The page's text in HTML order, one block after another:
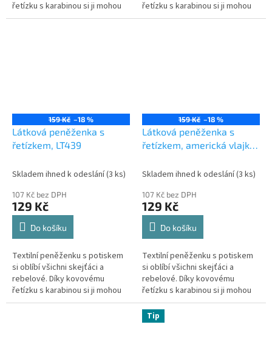
řetízku s karabinou si ji mohou
připnout ke kalhotám a nosit v
řetízku s karabinou si ji mohou
připnout ke kalhotám a nosit v
159 Kč –18 %
Látková peněženka s
řetízkem, LT439
Skladem ihned k odeslání(3 ks)
107 Kč bez DPH
129 Kč
Do košíku
Textilní peněženku s potiskem
si oblíbí všichni skejťáci a
rebelové. Díky kovovému
řetízku s karabinou si ji mohou
připnout ke kalhotám a nosit v
159 Kč –18 %
Látková peněženka s
řetízkem, americká vlajka
Skladem ihned k odeslání(3 ks)
107 Kč bez DPH
129 Kč
Do košíku
Textilní peněženku s potiskem
si oblíbí všichni skejťáci a
rebelové. Díky kovovému
řetízku s karabinou si ji mohou
připnout ke kalhotám a nosit v
kapse. Je pěkně a přehledně...
Tip